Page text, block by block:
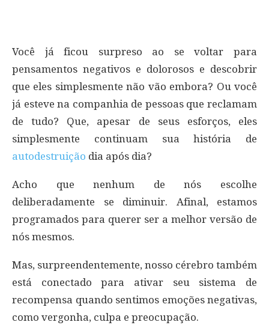
Você já ficou surpreso ao se voltar para
pensamentos negativos e dolorosos e descobrir
que eles simplesmente não vão embora? Ou você
já esteve na companhia de pessoas que reclamam
de tudo? Que, apesar de seus esforços, eles
simplesmente continuam sua história de
autodestruição dia após dia?
Acho que nenhum de nós escolhe
deliberadamente se diminuir. Afinal, estamos
programados para querer ser a melhor versão de
nós mesmos.
Mas, surpreendentemente, nosso cérebro também
está conectado para ativar seu sistema de
recompensa quando sentimos emoções negativas,
como vergonha, culpa e preocupação.